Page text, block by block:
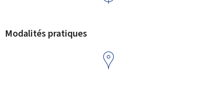
Modalités pratiques